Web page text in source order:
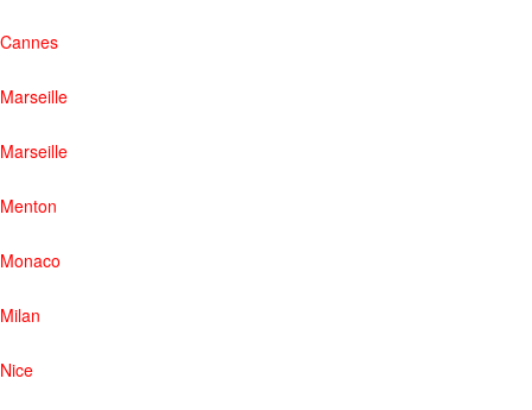
Cannes
Marseille
Marseille
Menton
Monaco
Milan
Nice